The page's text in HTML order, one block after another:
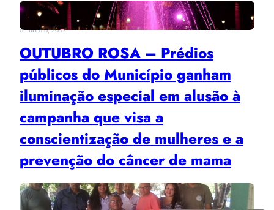
outubro 6, 2017
OUTUBRO ROSA – Prédios
públicos do Município ganham
iluminação especial em alusão à
campanha que visa a
conscientização de mulheres e a
prevenção do câncer de mama